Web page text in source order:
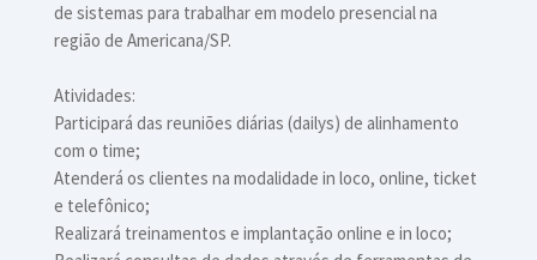
de sistemas para trabalhar em modelo presencial na
região de Americana/SP.
Atividades:
Participará das reuniões diárias (dailys) de alinhamento
com o time;
Atenderá os clientes na modalidade in loco, online, ticket
e telefônico;
Realizará treinamentos e implantação online e in loco;